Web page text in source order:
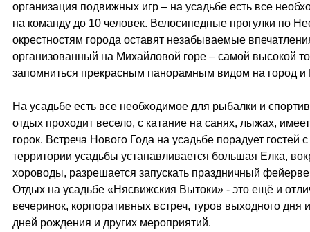
организация подвижных игр – на усадьбе есть все
на команду до 10 человек. Велосипедные прогулки по
окрестностям города оставят незабываемые
организованный на Михайловой горе – самой высокой
запомниться прекрасным панорамным видом на город
На усадьбе есть все необходимое для рыбалки и
отдых проходит весело, с катание на санях, лыжах,
горок. Встреча Нового Года на усадьбе порадует гостей
территории усадьбы устанавливается большая Елка,
хороводы, разрешается запускать праздничный
Отдых на усадьбе «Нясвижския Вытоки» - это ещё и
вечеринок, корпоративных встреч, туров выходного
дней рождения и других мероприятий.